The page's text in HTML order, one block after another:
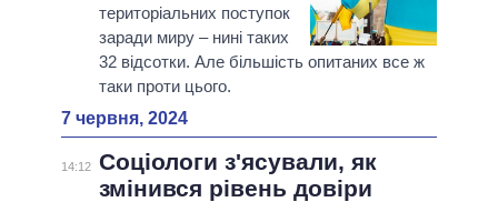
територіальних поступок
заради миру – нині таких
32 відсотки. Але більшість опитаних все ж
таки проти цього.
7 червня, 2024
14:12 Соціологи з'ясували, як
змінився рівень довіри